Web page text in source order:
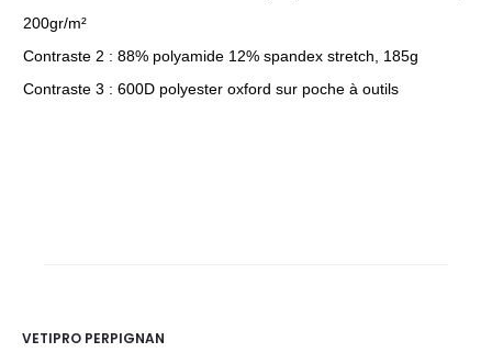
200gr/m²
Contraste 2 : 88% polyamide 12% spandex stretch, 185g
Contraste 3 : 600D polyester oxford sur poche à outils
VETIPRO PERPIGNAN